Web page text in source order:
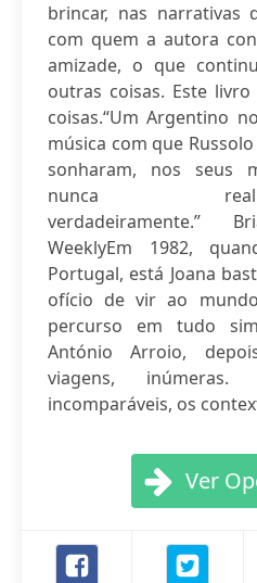
brincar, nas narrativas
com quem a autora
amizade, o que
outras coisas. Este
coisas.“Um Argentino
música com que
sonharam, nos seus
nunca
verdadeiramente.”
WeeklyEm 1982,
Portugal, está Joana
ofício de vir ao
percurso em tudo
António Arroio,
viagens,
incomparáveis, os
Ver